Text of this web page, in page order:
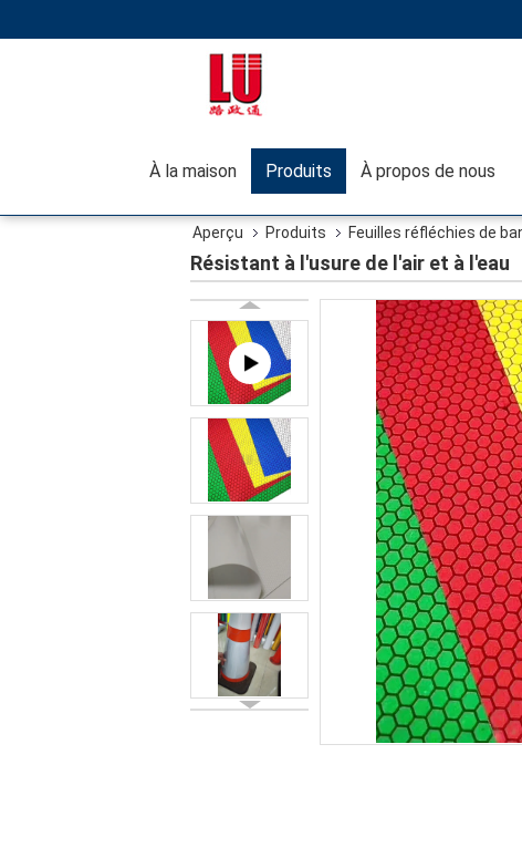
À la maison Produits À propos de nous
Aperçu Produits Feuilles réfléchies de
Résistant à l'usure de l'air et à l'eau